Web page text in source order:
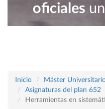
oficiales
Inicio
Máster
Asignaturas del plan 652
Herramientas en